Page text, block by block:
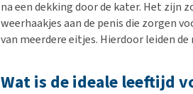
na een dekking door de kater. Het zijn
weerhaakjes aan de penis die zorgen
van meerdere eitjes. Hierdoor leiden
Wat is de ideale leeftijd